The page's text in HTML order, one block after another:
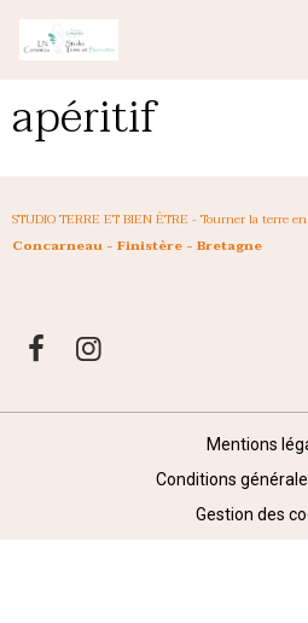
apéritif
STUDIO TERRE ET BIEN ÊTRE - Tourner la terre
Concarneau - Finistère - Bretagne
Mentions
Conditions
Gestion des